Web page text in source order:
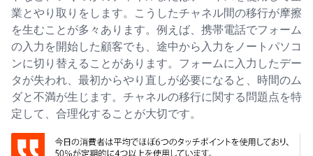
業とやり取りをします。こうしたチャネル間の移行が摩擦
を生むことが多々あります。例えば、携帯電話でフォーム
の入力を開始した顧客でも、途中から入力をノートパソコ
ンに切り替えることがあります。フォームに入力したデー
タが失われ、最初からやり直しが必要になると、時間のム
ダと不満が生じます。チャネルの移行に関する問題点を特
定して、合理化することが大切です。